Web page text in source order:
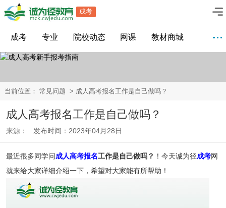
成考
成考 专业 院校动态 网课 教材商城
当前位置： 常见问题 > 成人高考报名工作是自己做吗？
成人高考报名工作是自己做吗？
来源： 发布时间：2023年04月28日
最近很多同学问成人高考报名工作是自己做吗？ ！今天诚为径成考网
就来给大家详细介绍一下，希望对大家能有所帮助！